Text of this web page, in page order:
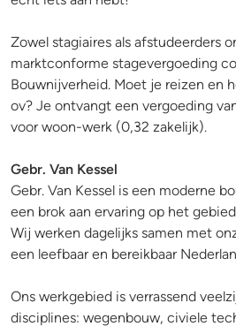
Zowel stagiaires als afstudeerders
marktconforme stagevergoeding
Bouwnijverheid. Moet je reizen en
ov? Je ontvangt een vergoeding
voor woon-werk (0,32 zakelijk).
Gebr. Van Kessel
Gebr. Van Kessel is een moderne
een brok aan ervaring op het
Wij werken dagelijks samen met
een leefbaar en bereikbaar
Ons werkgebied is verrassend
disciplines: wegenbouw, civiele